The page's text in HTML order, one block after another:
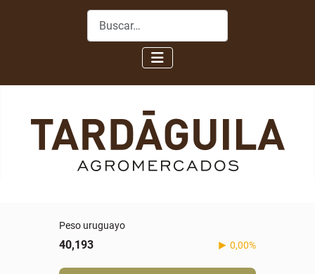
Buscar
Peso uruguayo
40,193 0,00%